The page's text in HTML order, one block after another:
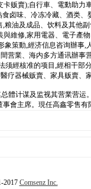
贩賣);自行車、電動助
味、冷冻冷藏、酒类
油及成品、饮料及其他
修,家用電器、電子產
策動,經济信息咨询辦
業、海内多方通讯辦
經核准的项目,經相干
器械贩賣、家具贩賣
计谋及监视其营業营运
會主席。現任高鑫零售有
Comsenz Inc.